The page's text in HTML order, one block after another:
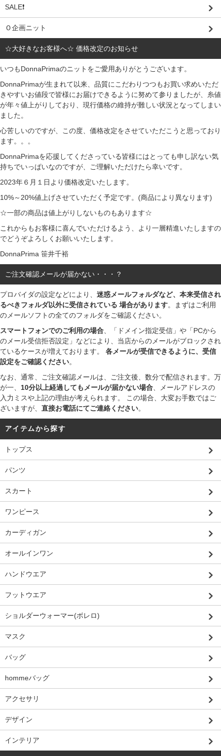
SALE❗
Ｏ企画ニット
☆大好きなお客様へ☆ 価格改定のお知らせ
いつもDonnaPrimaのニットをご愛用ありがとうございます。
DonnaPrimaが生まれて以来、品質にこだわりつつもお買い求めいただ
きやすいお値段で皆様にお届けできるように努めて参りましたが、糸値
が年々値上がりしており、現行価格の維持が難しい状況となってしまい
ました。
心苦しいのですが、この度、価格改定をさせていただこうと思っており
ます。。。
DonnaPrimaを応援してくださっている皆様にはとっても申し訳ない気
持ちでいっぱいなのですが、ご理解いただけたら幸いです。
2023年６月１日より価格改定いたします。
10%～20%値上げさせていただく予定です。(商品により異なります)
☆一部の商品は値上がりしないものもあります☆
これからもお客様に喜んでいただけるよう、より一層精進いたしますの
でどうぞよろしくお願いいたします。
DonnaPrima 笹井千裕
ご注文確認メールが届かない・・・？
プロバイダの設定などにより、 迷惑メールフォルダなど、本来受信され
るべきフォルダ以外に受信されている 場合があります。まずはご利用
のメールソフトの全てのフォルダをご確認ください。
スマートフォンでのご利用の場合 、「ドメイン指定受信」や「PCから
のメール受信拒否設定」などにより、当店からのメールがブロックされ
ているケースが増えております。 各メールが受信できるように、受信
設定をご確認ください。
なお、通常、ご注文確認メールは、ご注文後、数分で配信されます。万
が一、 10分以上経過してもメールが届かない場合 、メールアドレスの
入力ミスや上記の理由が考えられます。 この場合、大変お手数ではご
ざいますが、 直接お電話にてご連絡ください。
アイテムから探す
トップス
パンツ
スカート
ワンピース
カーディガン
オールインワン
ハンドウエア
フットウエア
ショルダーウォーマー(ボレロ)
マスク
バッグ
hommeバッグ
アクセサリ
デザイン
インテリア